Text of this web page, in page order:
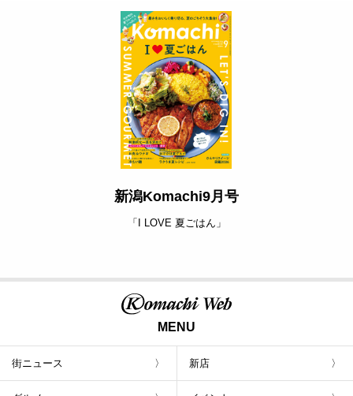
新潟Komachi9月号
「I LOVE 夏ごはん」
MENU
街ニュース 新店